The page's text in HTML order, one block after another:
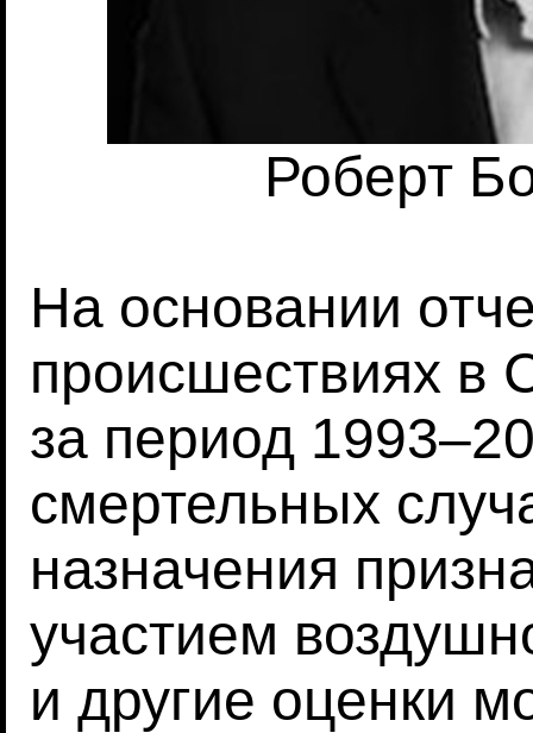
Роберт
На основании
происшествиях в
за период
смертельных
назначения
участием
и другие оценки